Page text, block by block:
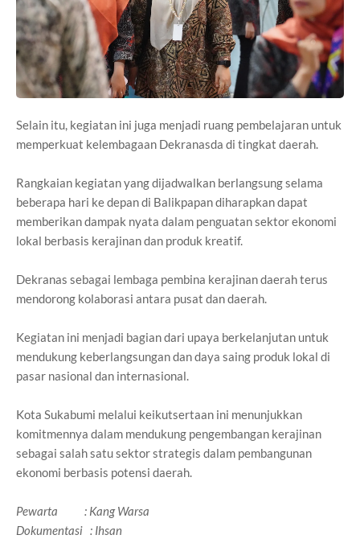
Selain itu, kegiatan ini juga menjadi ruang pembelajaran untuk
memperkuat kelembagaan Dekranasda di tingkat daerah.
Rangkaian kegiatan yang dijadwalkan berlangsung selama
beberapa hari ke depan di Balikpapan diharapkan dapat
memberikan dampak nyata dalam penguatan sektor ekonomi
lokal berbasis kerajinan dan produk kreatif.
Dekranas sebagai lembaga pembina kerajinan daerah terus
mendorong kolaborasi antara pusat dan daerah.
Kegiatan ini menjadi bagian dari upaya berkelanjutan untuk
mendukung keberlangsungan dan daya saing produk lokal di
pasar nasional dan internasional.
Kota Sukabumi melalui keikutsertaan ini menunjukkan
komitmennya dalam mendukung pengembangan kerajinan
sebagai salah satu sektor strategis dalam pembangunan
ekonomi berbasis potensi daerah.
Pewarta : Kang Warsa
Dokumentasi : Ihsan